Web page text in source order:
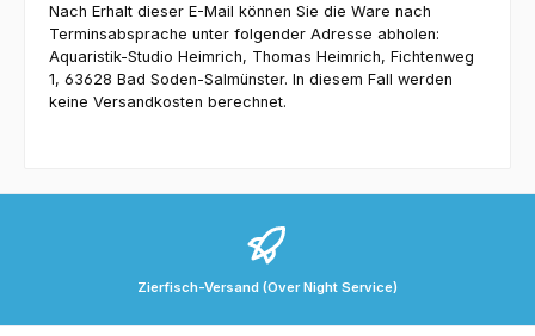
Nach Erhalt dieser E-Mail können Sie die Ware nach
Terminsabsprache unter folgender Adresse abholen:
Aquaristik-Studio Heimrich, Thomas Heimrich, Fichtenweg
1, 63628 Bad Soden-Salmünster. In diesem Fall werden
keine Versandkosten berechnet.
Zierfisch-Versand (Over Night Service)